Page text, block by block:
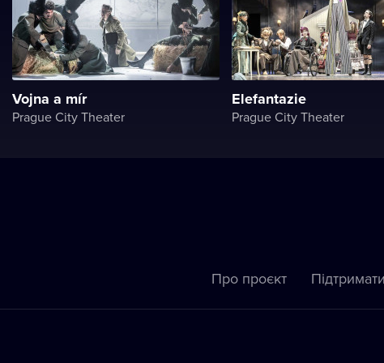
Vojna a mír
Prague City Theater
Elefantazie
Prague City Theater
Про проєкт